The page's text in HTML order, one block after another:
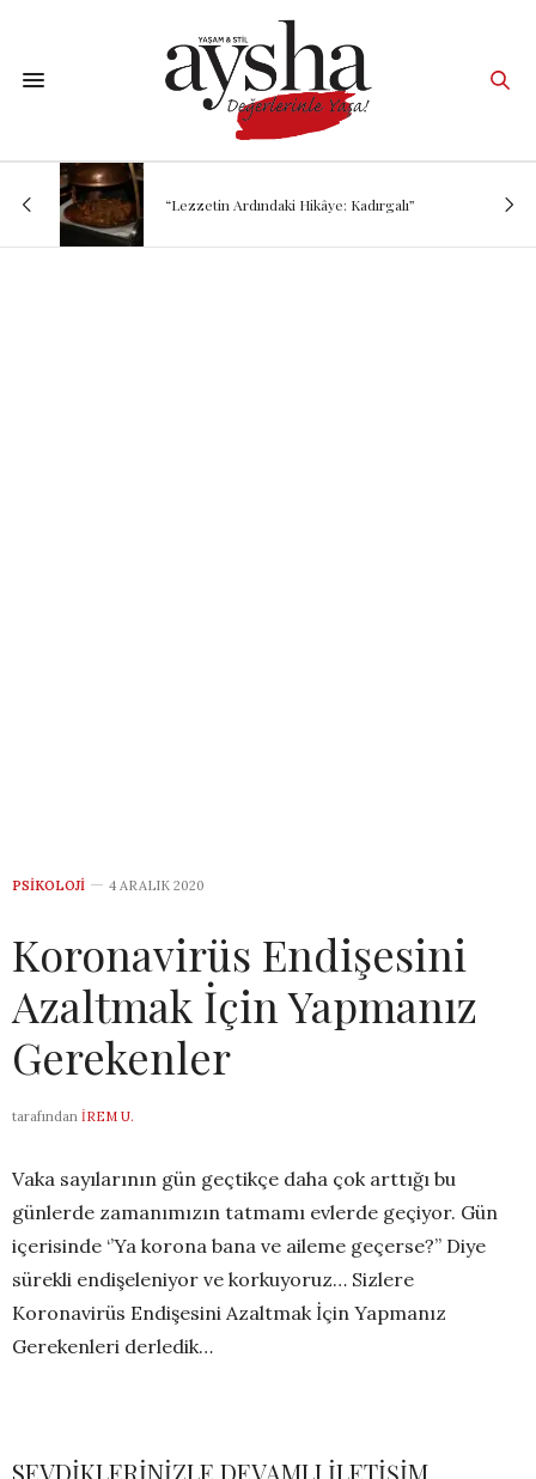
“Lezzetin Ardındaki Hikâye: Kadırgalı”
PSIKOLOJI 4 ARALIK 2020
Koronavirüs Endişesini
Azaltmak İçin Yapmanız
Gerekenler
tarafından İREM U.
Vaka sayılarının gün geçtikçe daha çok arttığı bu
günlerde zamanımızın tatmamı evlerde geçiyor. Gün
içerisinde ‘’Ya korona bana ve aileme geçerse?’’ Diye
sürekli endişeleniyor ve korkuyoruz… Sizlere
Koronavirüs Endişesini Azaltmak İçin Yapmanız
Gerekenleri derledik…
SEVDİKLERİNİZLE DEVAMLI İLETİŞİM